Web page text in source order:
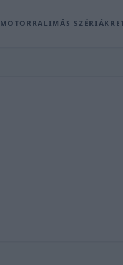
MOTORRALIMÁS SZÉRIÁK